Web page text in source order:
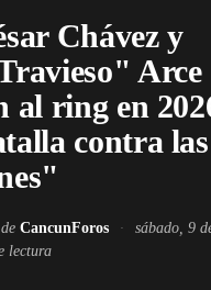
Chávez y
Arce
al ring en
contra las
CancunForos ·
sábado, 9
lectura